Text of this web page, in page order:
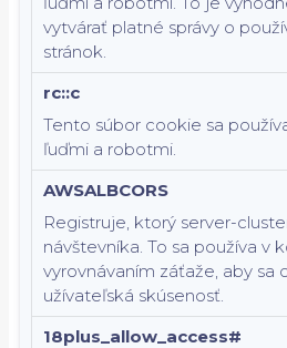
vytvárať platné správy o
stránok.
rc::c
Tento súbor cookie sa
ľuďmi a robotmi.
AWSALBCORS
Registruje, ktorý server-
návštevníka. To sa používa v
vyrovnávaním záťaže, aby sa
užívateľská skúsenosť.
18plus_allow_access#